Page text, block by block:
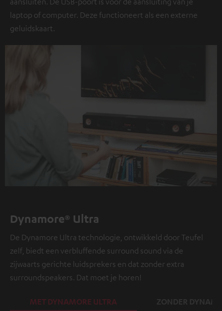
laptop of computer. Deze functioneert als een externe
geluidskaart.
Dynamore® Ultra
De Dynamore Ultra technologie, ontwikkeld door Teufel
zelf, biedt een verbluffende surround sound via de
zijwaarts gerichte luidsprekers en dat zonder extra
surroundspeakers. Dat moet je horen!
MET DYNAMORE ULTRA